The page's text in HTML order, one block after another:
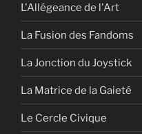
L'Allégeance de l'Art
La Fusion des Fandoms
La Jonction du Joystick
La Matrice de la Gaieté
Le Cercle Civique